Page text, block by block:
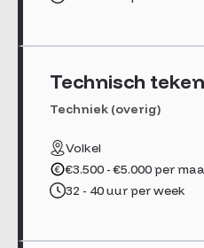
WO
Vast
Detachering
Freelance / Interim /
Werkenbij
Technisch
Techniek (overig)
Volkel
€3.500 - €5.000 per
32 - 40 uur per week